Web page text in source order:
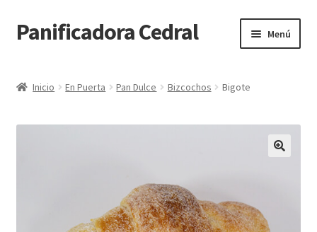
Ir
a
navegación
Ir
al
Panificadora Cedral Menú
Inicio En Puerta Pan Dulce Bizcochos Bigote